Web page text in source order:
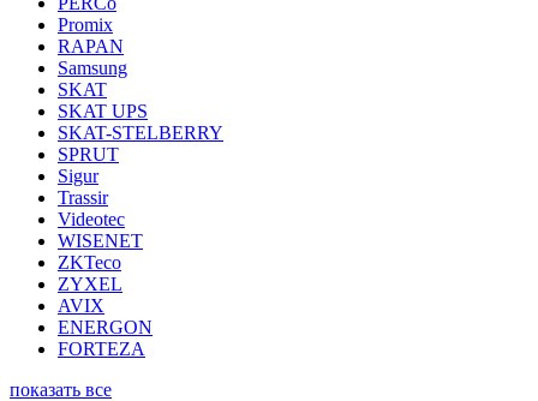
Promix
RAPAN
Samsung
SKAT
SKAT UPS
SKAT-STELBERRY
SPRUT
Sigur
Trassir
Videotec
WISENET
ZKTeco
ZYXEL
AVIX
ENERGON
FORTEZA
показать все